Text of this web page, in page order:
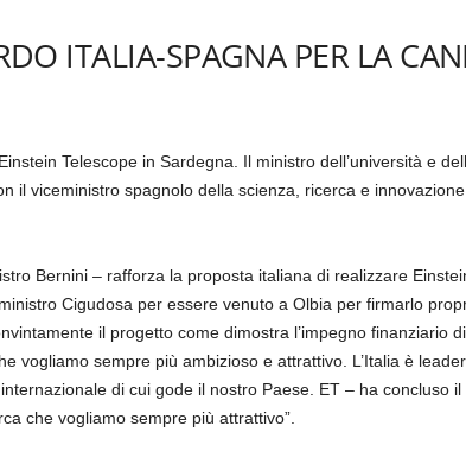
ITALIA-SPAGNA PER LA
Telescope in Sardegna. Il ministro dell’università e
il viceministro spagnolo della scienza, ricerca e
Bernini – rafforza la proposta italiana di realizzare
Cigudosa per essere venuto a Olbia per firmarlo
il progetto come dimostra l’impegno finanziario
vogliamo sempre più ambizioso e attrattivo. L’Italia è
di cui gode il nostro Paese. ET – ha concluso
che vogliamo sempre più attrattivo”.